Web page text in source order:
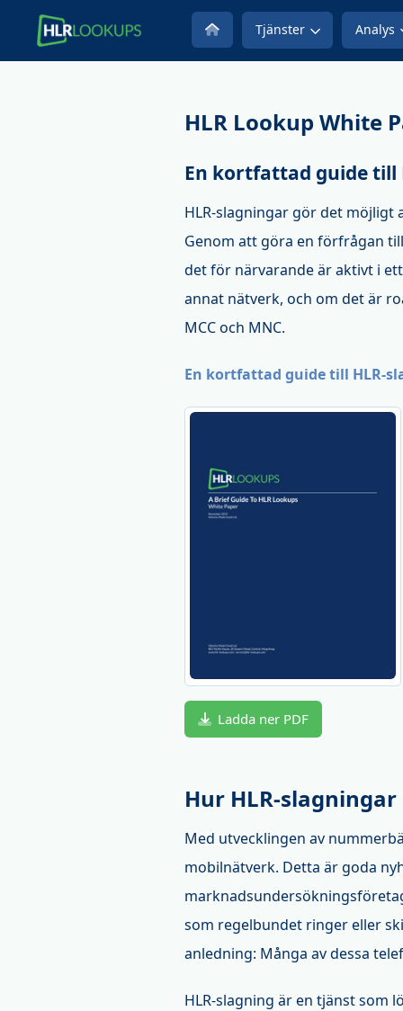
Tjänster Analys
HLR Lookup White
En kortfattad guide till
HLR-slagningar gör det
Genom att göra en förfrågan
det för närvarande är aktivt i
annat nätverk, och om det är
MCC och MNC.
En kortfattad guide till HLR-
Ladda ner PDF
Hur HLR-
Med utvecklingen av
mobilnätverk. Detta är goda
som regelbundet ringer eller
anledning: Många av dessa
HLR-slagning är en tjänst som